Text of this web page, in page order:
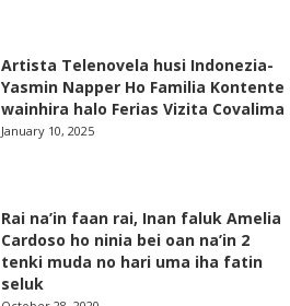
Artista Telenovela husi Indonezia-
Yasmin Napper Ho Familia Kontente
wainhira halo Ferias Vizita Covalima
January 10, 2025
Rai na’in faan rai, Inan faluk Amelia
Cardoso ho ninia bei oan na’in 2
tenki muda no hari uma iha fatin
seluk